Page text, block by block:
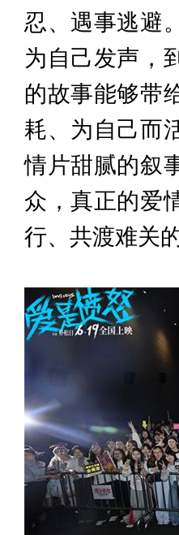
忍、遇事逃避
为自己发声，
的故事能够带
耗、为自己而
情片甜腻的叙
众，真正的爱
行、共渡难关